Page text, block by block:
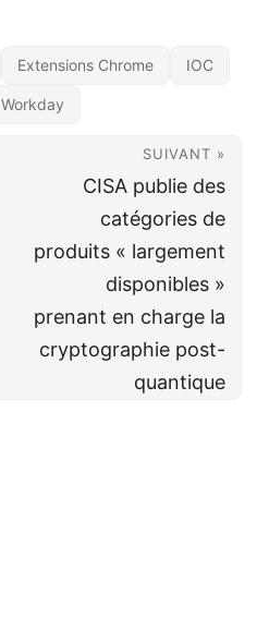
Extensions Chrome IOC
Workday
SUIVANT »
CISA publie des
catégories de
produits « largement
disponibles »
prenant en charge la
cryptographie post-
quantique